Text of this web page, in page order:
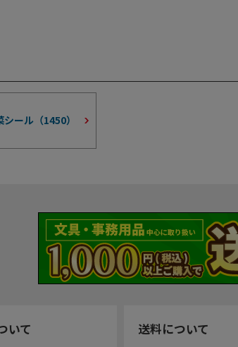
シール（1450）
いて 送料について